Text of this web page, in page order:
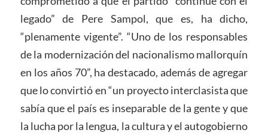
legado” de Pere Sampol, que es, ha dicho,
“plenamente vigente”. “Uno de los responsables
de la modernización del nacionalismo mallorquín
en los años 70”, ha destacado, además de agregar
que lo convirtió en “un proyecto interclasista que
sabía que el país es inseparable de la gente y que
la lucha por la lengua, la cultura y el autogobierno